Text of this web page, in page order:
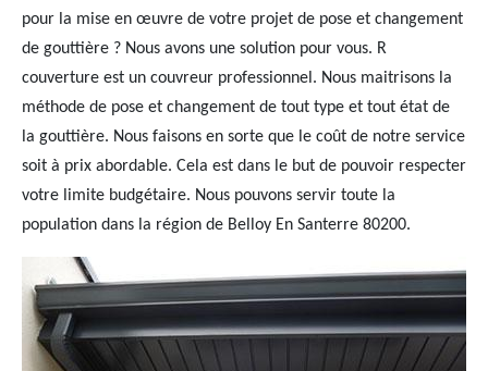
pour la mise en œuvre de votre projet de pose et changement
de gouttière ? Nous avons une solution pour vous. R
couverture est un couvreur professionnel. Nous maitrisons la
méthode de pose et changement de tout type et tout état de
la gouttière. Nous faisons en sorte que le coût de notre service
soit à prix abordable. Cela est dans le but de pouvoir respecter
votre limite budgétaire. Nous pouvons servir toute la
population dans la région de Belloy En Santerre 80200.